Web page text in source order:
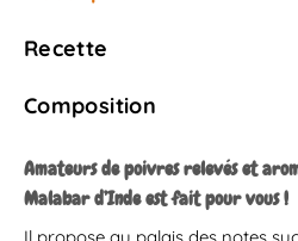
Recette
Composition
Amateurs de poivres relevés et
Malabar d’Inde est fait pour vous !
Il propose au palais des notes